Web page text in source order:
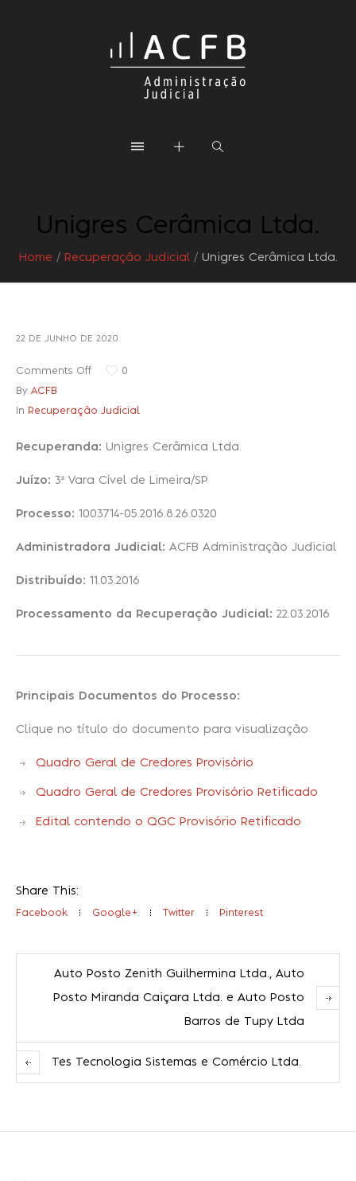
Unigres Cerâmica Ltda.
Home / Recuperação Judicial / Unigres Cerâmica Ltda.
22 DE JUNHO DE 2020
Comments Off 0
By ACFB
In Recuperação Judicial
Recuperanda: Unigres Cerâmica Ltda.
Juízo: 3ª Vara Cível de Limeira/SP
Processo: 1003714-05.2016.8.26.0320
Administradora Judicial: ACFB Administração Judicial
Distribuído: 11.03.2016
Processamento da Recuperação Judicial: 22.03.2016
Principais Documentos do Processo:
Clique no título do documento para visualização
Quadro Geral de Credores Provisório
Quadro Geral de Credores Provisório Retificado
Edital contendo o QGC Provisório Retificado
Share This:
Facebook Google+ Twitter Pinterest
Auto Posto Zenith Guilhermina Ltda., Auto
Posto Miranda Caiçara Ltda. e Auto Posto
Barros de Tupy Ltda
Tes Tecnologia Sistemas e Comércio Ltda.